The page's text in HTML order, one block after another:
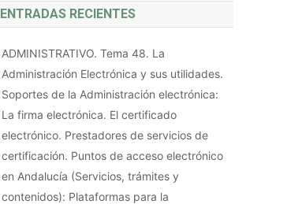
ENTRADAS RECIENTES
ADMINISTRATIVO. Tema 48. La
Administración Electrónica y sus utilidades.
Soportes de la Administración electrónica:
La firma electrónica. El certificado
electrónico. Prestadores de servicios de
certificación. Puntos de acceso electrónico
en Andalucía (Servicios, trámites y
contenidos): Plataformas para la